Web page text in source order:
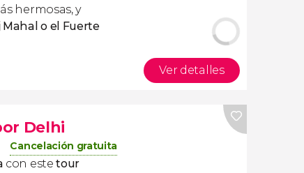
hermosas, y
o el Fuerte
Ver detalles
Delhi
Cancelación gratuita
con estetour